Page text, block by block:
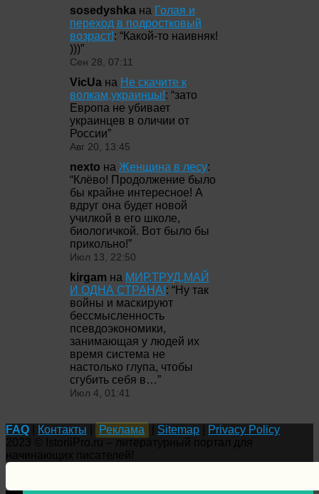
sosedyshka на Голая и
переход в подростковый
возраст!: “Какой-то наивняк!
)))”
Сен 28, 07:11
VicUa на Не скачите к
волкам,украинцы!: “зато
Европа не убивает
украинцев в оличии от
России”
Авг 20, 13:45
nexto на Женщина в лесу:
“Клёво! Продолжение было
бы крайне интересное! А
вдруг она будет новой
училкой в его школе,
биологичкой. Вот было бы
прикольно!”
Июл 13, 22:50
kirgam на МИР,ТРУД,МАЙ
И ОДНА СТРАНА!: “Ну так
войны и маскируют
бессмысленность
псевдоэкономики,
занимающая у людей их
время система не
настолько глупа, чтобы
сгубить себя в…”
Июл 4, 01:41
FAQ Контакты Реклама Sitemap
Privacy Policy